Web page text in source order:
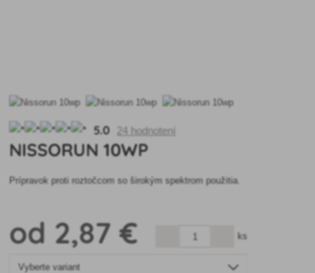
5.0 24 hodnotení
NISSORUN 10WP
Prípravok proti roztočcom so širokým spektrom použitia.
od 2,87 € ks